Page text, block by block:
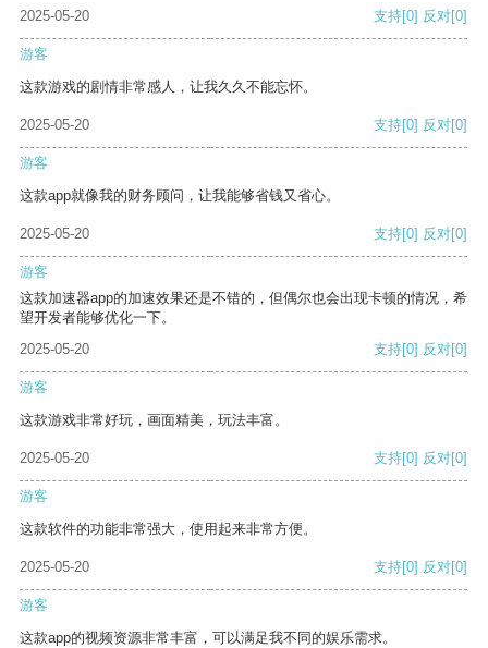
2025-05-20 支持[0] 反对[0]
游客
这款游戏的剧情非常感人，让我久久不能忘怀。
2025-05-20 支持[0] 反对[0]
游客
这款app就像我的财务顾问，让我能够省钱又省心。
2025-05-20 支持[0] 反对[0]
游客
这款加速器app的加速效果还是不错的，但偶尔也会出现卡顿的情况，希
望开发者能够优化一下。
2025-05-20
支持[0] 反对[0]
游客
这款游戏非常好玩，画面精美，玩法丰富。
2025-05-20 支持[0] 反对[0]
游客
这款软件的功能非常强大，使用起来非常方便。
2025-05-20 支持[0] 反对[0]
游客
这款app的视频资源非常丰富，可以满足我不同的娱乐需求。